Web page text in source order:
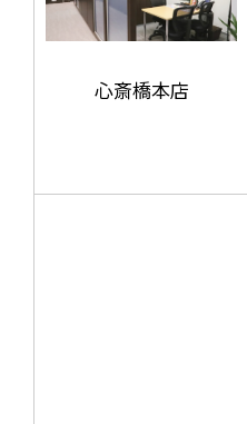
心斎橋本店